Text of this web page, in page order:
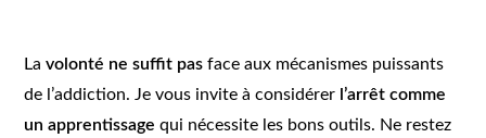
Lavolonté ne suffit pas face aux mécanismes puissants
de l’addiction. Je vous invite à considérer l’arrêt comme
un apprentissage qui nécessite les bons outils. Ne restez